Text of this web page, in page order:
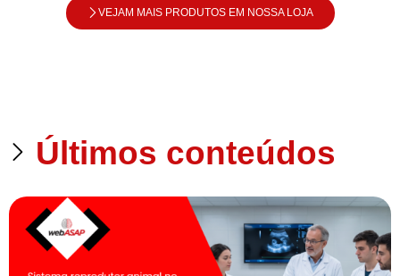
VEJAM MAIS PRODUTOS EM NOSSA LOJA
Últimos conteúdos